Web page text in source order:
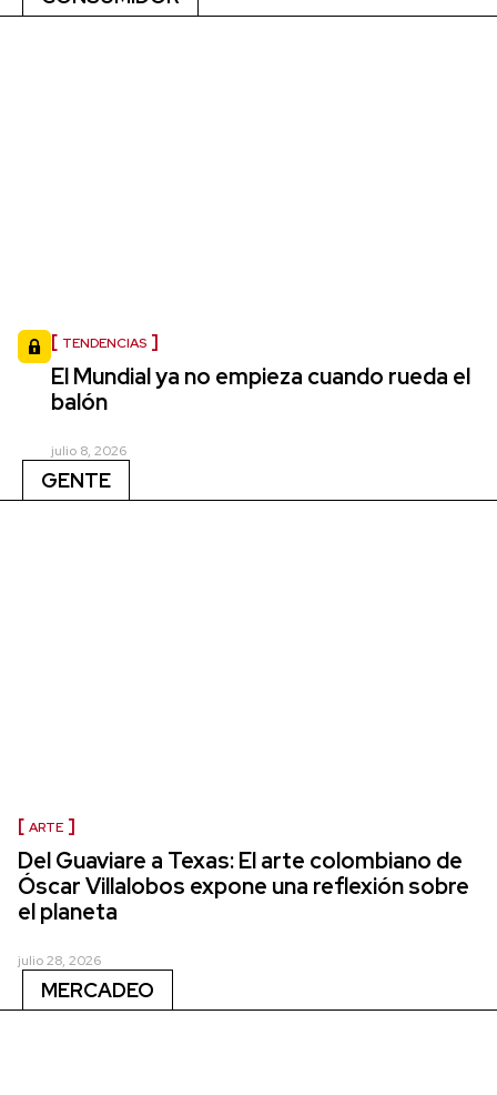
TENDENCIAS
El Mundial ya no empieza cuando rueda el
balón
julio 8, 2026
GENTE
ARTE
Del Guaviare a Texas: El arte colombiano de
Óscar Villalobos expone una reflexión sobre
el planeta
julio 28, 2026
MERCADEO